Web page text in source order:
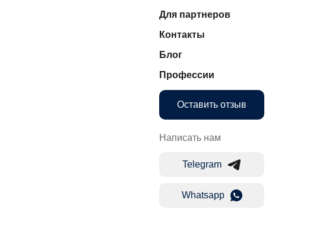
Для партнеров
Контакты
Блог
Профессии
Оставить отзыв
Написать нам
Telegram
Whatsapp